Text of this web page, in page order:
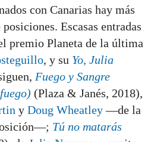
con Canarias hay más
Escasas entradas
premio Planeta de la última
, y su Yo, Julia
Fuego y Sangre
(Plaza & Janés, 2018),
y Doug Wheatley—de la
Tú no matarás